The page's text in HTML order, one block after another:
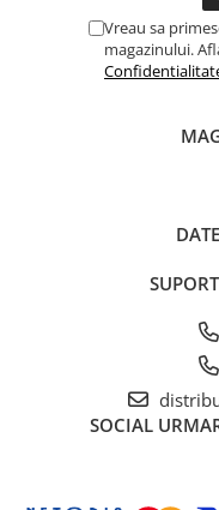
Vreau sa
magazinului.
SOCIAL